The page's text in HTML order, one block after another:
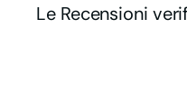
Le Recensioni